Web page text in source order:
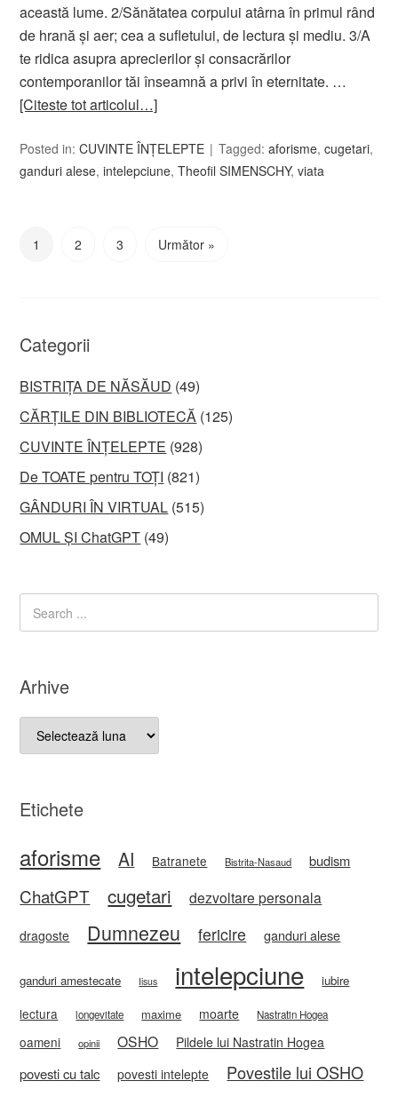
această lume. 2/Sănătatea corpului atârna în primul rând
de hrană şi aer; cea a sufletului, de lectura şi mediu. 3/A
te ridica asupra aprecierilor şi consacrărilor
contemporanilor tăi înseamnă a privi în eternitate. …
[Citeste tot articolul…]
Posted in:CUVINTE ÎNȚELEPTE Tagged:aforisme,cugetari,
ganduri alese,intelepciune,Theofil SIMENSCHY,viata
1 2 3 Următor »
Categorii
BISTRIȚA DE NĂSĂUD (49)
CĂRȚILE DIN BIBLIOTECĂ (125)
CUVINTE ÎNȚELEPTE (928)
De TOATE pentru TOȚI (821)
GÂNDURI ÎN VIRTUAL (515)
OMUL ȘI ChatGPT (49)
Arhive
Arhive
Etichete
aforisme AI Batranete Bistrita-Nasaud budism
ChatGPT cugetari dezvoltare personala
dragoste Dumnezeu fericire ganduri alese
ganduri amestecate Iisus intelepciune iubire
lectura longevitate maxime moarte Nastratin Hogea
oameni opinii OSHO Pildele lui Nastratin Hogea
povesti cu talc povesti intelepte Povestile lui OSHO